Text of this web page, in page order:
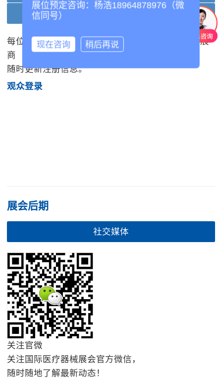
每位预登记观众均可通过"观众中心"在线邀约心仪展
商
随时更新注册信息。
观众登录
展会后期
社交媒体
关注官微
关注国际医疗器械展会官方微信，
随时随地了解最新动态！
展位预定咨询：杨浩18964878976（微
信同号）
现在咨询 稍后再说